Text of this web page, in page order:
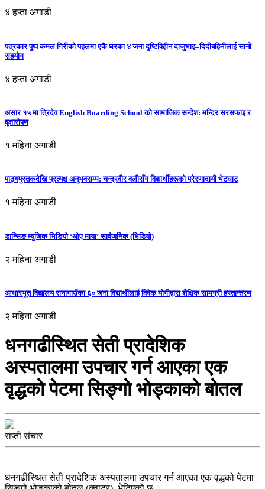
४ हप्ता अगाडी
पत्रकार पुष्प कमल गिरीको पहलमा एकै घरका ४ जना दृष्टिविहीन दाजुभाइ–दिदीबहिनीलाई सानो
सहयोग
४ हप्ता अगाडी
असार १५ मा त्रिदेव English Boarding School को सामाजिक सन्देश: मन्दिर सरसफाइ र
वृक्षारोपण
१ महिना अगाडी
पाठ्यपुस्तकदेखि प्रत्यक्ष अनुभवसम्म: चन्द्रवीर वलीसँग विद्यार्थीहरूको प्रेरणादायी भेटघाट
१ महिना अगाडी
डान्सिङ म्युजिक भिडियो ‘ओए माया’ सार्वजनिक (भिडियो)
२ महिना अगाडी
आधारभूत विद्यालय रानागाउँका ६० जना विद्यार्थीलाई विवेक योगीद्वारा शैक्षिक सामग्री हस्तान्तरण
२ महिना अगाडी
धनगढीस्थित सेती प्रादेशिक
अस्पतालमा उपचार गर्न आएका एक
वृद्धको पेटमा सिङ्गो भोड्काको बोतल
राप्ती संचार
धनगढीस्थित सेती प्रादेशिक अस्पतालमा उपचार गर्न आएका एक वृद्धको पेटमा